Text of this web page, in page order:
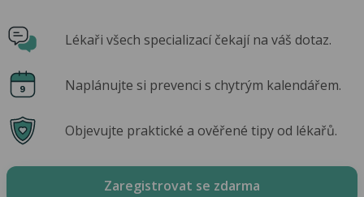
Lékaři všech specializací čekají na váš dotaz.
Naplánujte si prevenci s chytrým kalendářem.
Objevujte praktické a ověřené tipy od lékařů.
Zaregistrovat se zdarma